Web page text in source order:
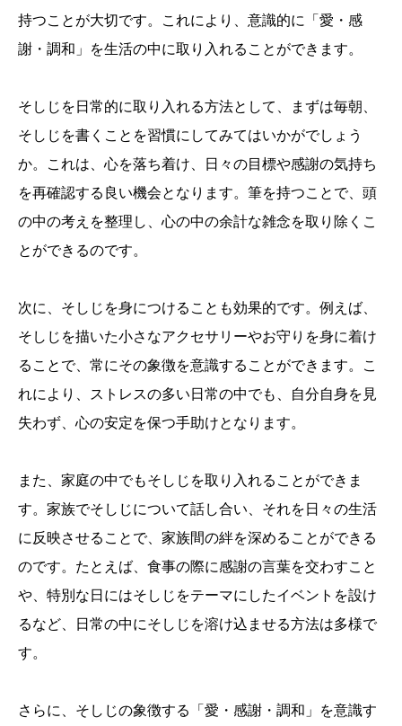
持つことが大切です。これにより、意識的に「愛・感
謝・調和」を生活の中に取り入れることができます。
そしじを日常的に取り入れる方法として、まずは毎朝、
そしじを書くことを習慣にしてみてはいかがでしょう
か。これは、心を落ち着け、日々の目標や感謝の気持ち
を再確認する良い機会となります。筆を持つことで、頭
の中の考えを整理し、心の中の余計な雑念を取り除くこ
とができるのです。
次に、そしじを身につけることも効果的です。例えば、
そしじを描いた小さなアクセサリーやお守りを身に着け
ることで、常にその象徴を意識することができます。こ
れにより、ストレスの多い日常の中でも、自分自身を見
失わず、心の安定を保つ手助けとなります。
また、家庭の中でもそしじを取り入れることができま
す。家族でそしじについて話し合い、それを日々の生活
に反映させることで、家族間の絆を深めることができる
のです。たとえば、食事の際に感謝の言葉を交わすこと
や、特別な日にはそしじをテーマにしたイベントを設け
るなど、日常の中にそしじを溶け込ませる方法は多様で
す。
さらに、そしじの象徴する「愛・感謝・調和」を意識す